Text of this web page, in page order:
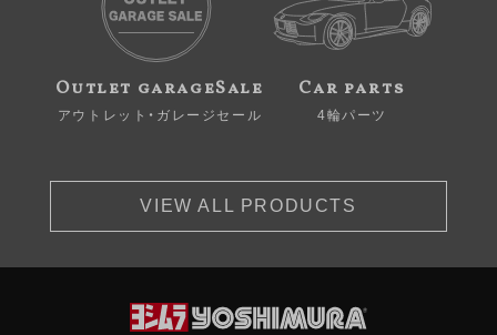
Outlet garageSale
アウトレット・ガレージセール
Car parts
4輪パーツ
VIEW ALL PRODUCTS